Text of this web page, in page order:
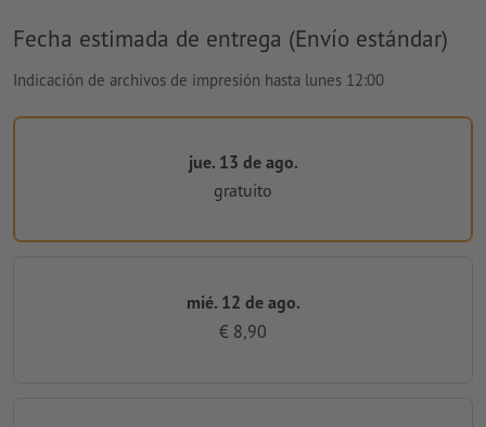
Fecha estimada de entrega (Envío estándar)
Indicación de archivos de impresión hasta lunes 12:00
jue. 13 de ago.
gratuito
mié. 12 de ago.
€ 8,90